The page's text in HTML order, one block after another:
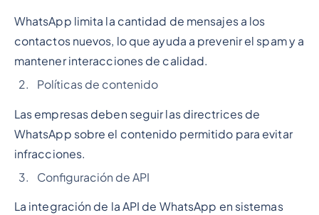
WhatsApp limita la cantidad de mensajes a los
contactos nuevos, lo que ayuda a prevenir el spam y a
mantener interacciones de calidad.
Políticas de contenido
Las empresas deben seguir las directrices de
WhatsApp sobre el contenido permitido para evitar
infracciones.
Configuración de API
La integración de la API de WhatsApp en sistemas